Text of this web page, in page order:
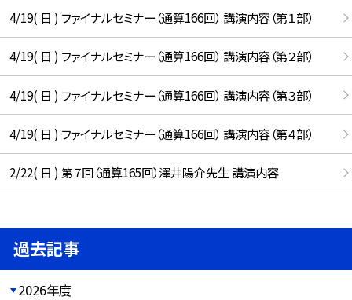
4/19( 日 ) ファイナルセミナー（通算166回） 講演内容（第１部）
4/19( 日 ) ファイナルセミナー（通算166回） 講演内容（第２部）
4/19( 日 ) ファイナルセミナー（通算166回） 講演内容（第３部）
4/19( 日 ) ファイナルセミナー（通算166回） 講演内容（第４部）
2/22( 日 ) 第７回（通算165回）澤井陽介先生 講演内容
過去記事
2026年度